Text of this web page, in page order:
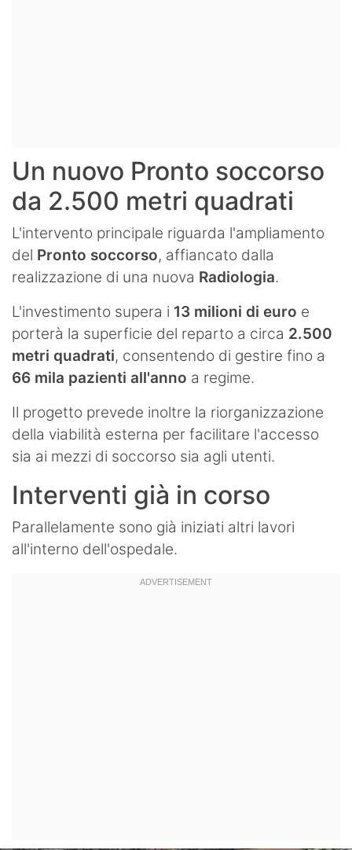
Un nuovo Pronto soccorso
da 2.500 metri quadrati
L'intervento principale riguarda l'ampliamento
del Pronto soccorso, affiancato dalla
realizzazione di una nuova Radiologia.
L'investimento supera i 13 milioni di euro e
porterà la superficie del reparto a circa 2.500
metri quadrati, consentendo di gestire fino a
66 mila pazienti all'anno a regime.
Il progetto prevede inoltre la riorganizzazione
della viabilità esterna per facilitare l'accesso
sia ai mezzi di soccorso sia agli utenti.
Interventi già in corso
Parallelamente sono già iniziati altri lavori
all'interno dell'ospedale.